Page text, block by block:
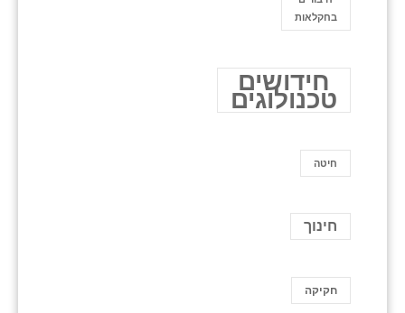
בחקלאות
חידושים
טכנולוגים
חיטה
חינוך
חקיקה